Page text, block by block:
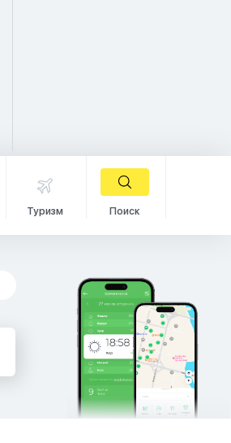
Туризм Поиск